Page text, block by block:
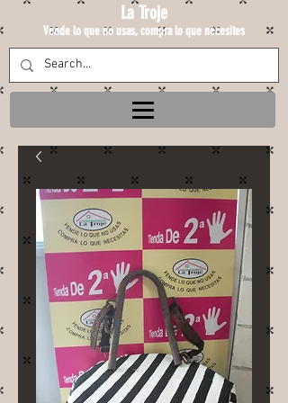
La Troje
Vende lo que no usas, compra lo que necesites